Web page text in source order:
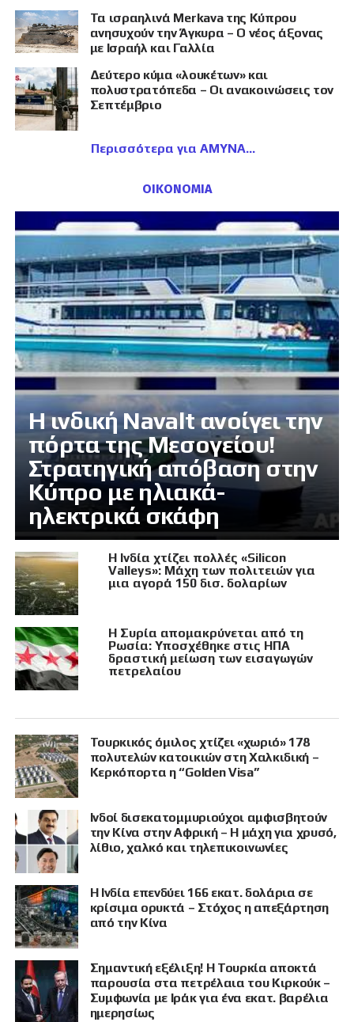
Τα ισραηλινά Merkava της Κύπρου
ανησυχούν την Άγκυρα – Ο νέος άξονας
με Ισραήλ και Γαλλία
Δεύτερο κύμα «λουκέτων» και
πολυστρατόπεδα – Οι ανακοινώσεις τον
Σεπτέμβριο
Περισσότερα για ΑΜΥΝΑ
ΟΙΚΟΝΟΜΙΑ
Η ινδική Navalt ανοίγει την
πόρτα της Μεσογείου!
Στρατηγική απόβαση στην
Κύπρο με ηλιακά-
ηλεκτρικά σκάφη
Η Ινδία χτίζει πολλές «Silicon
Valleys»: Μάχη των πολιτειών για
μια αγορά 150 δισ. δολαρίων
Η Συρία απομακρύνεται από τη
Ρωσία: Υποσχέθηκε στις ΗΠΑ
δραστική μείωση των εισαγωγών
πετρελαίου
Τουρκικός όμιλος χτίζει «χωριό» 178
πολυτελών κατοικιών στη Χαλκιδική –
Κερκόπορτα η “Golden Visa”
Ινδοί δισεκατομμυριούχοι αμφισβητούν
την Κίνα στην Αφρική – Η μάχη για χρυσό,
λίθιο, χαλκό και τηλεπικοινωνίες
Η Ινδία επενδύει 166 εκατ. δολάρια σε
κρίσιμα ορυκτά – Στόχος η απεξάρτηση
από την Κίνα
Σημαντική εξέλιξη! Η Τουρκία αποκτά
παρουσία στα πετρέλαια του Κιρκούκ –
Συμφωνία με Ιράκ για ένα εκατ. βαρέλια
ημερησίως